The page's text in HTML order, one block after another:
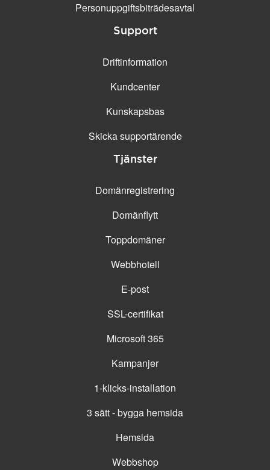
Personuppgifts­biträdesavtal
Support
Driftinformation
Kundcenter
Kunskapsbas
Skicka supportärende
Tjänster
Domänregistrering
Domänflytt
Toppdomäner
Webbhotell
E-post
SSL-certifikat
Microsoft 365
Kampanjer
1-klicks-installation
3 sätt - bygga hemsida
Hemsida
Webbshop